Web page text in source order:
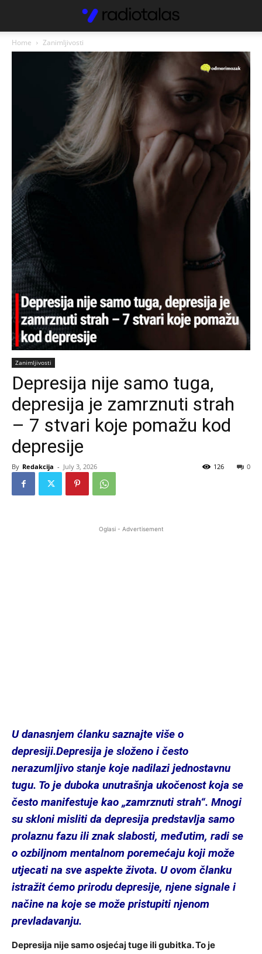
Home Zanimljivosti
Zanimljivosti
Depresija nije samo tuga,
depresija je zamrznuti strah
– 7 stvari koje pomažu kod
depresije
By Redakcija - July 3, 2026 0
126
Oglasi - Advertisement
U danasnjem ćlanku saznajte više o
depresiji.Depresija je složeno i često
nerazumljivo stanje koje nadilazi jednostavnu
tugu. To je duboka unutrašnja ukočenost koja se
često manifestuje kao „zamrznuti strah“. Mnogi
su skloni misliti da depresija predstavlja samo
prolaznu fazu ili znak slabosti, međutim, radi se
o ozbiljnom mentalnom poremećaju koji može
utjecati na sve aspekte života. U ovom članku
istražit ćemo prirodu depresije, njene signale i
načine na koje se može pristupiti njenom
prevladavanju.
Depresija nije samo osjećaj tuge ili gubitka. To je